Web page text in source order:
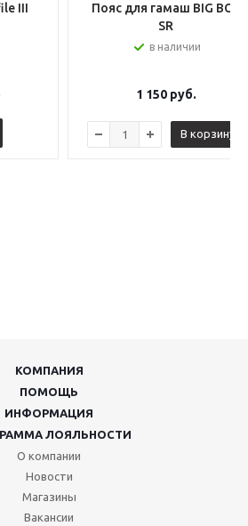
III
Пояс для гамаш BIG BOY
SR
в наличии
1 150руб.
В корзину
КОМПАНИЯ
ПОМОЩЬ
ИНФОРМАЦИЯ
ЛОЯЛЬНОСТИ
О компании
Новости
Магазины
Вакансии